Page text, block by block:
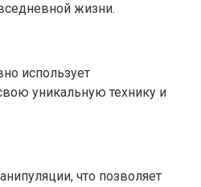
жизни.
использует
уникальную технику и
что позволяет